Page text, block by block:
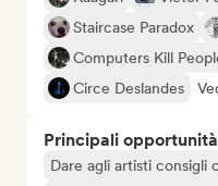
Staircase Paradox
Computers Kill
Circe Deslandes
Principali opportunità
Dare agli artisti consigli